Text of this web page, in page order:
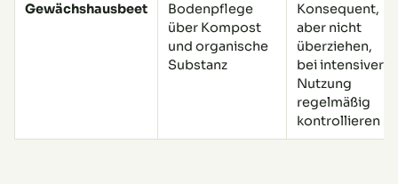
Gewächshausbeet
Bodenpflege
über Kompost
und organische
Substanz
Konsequent,
aber nicht
überziehen,
bei intensiver
Nutzung
regelmäßig
kontrollieren